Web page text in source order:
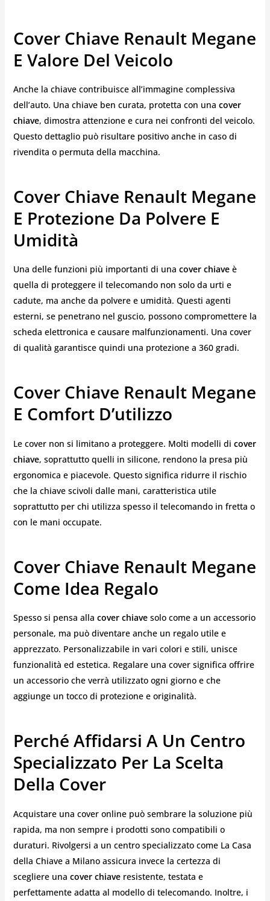
Cover Chiave Renault Megane
E Valore Del Veicolo
Anche la chiave contribuisce all’immagine complessiva
dell’auto. Una chiave ben curata, protetta con una cover
chiave, dimostra attenzione e cura nei confronti del veicolo.
Questo dettaglio può risultare positivo anche in caso di
rivendita o permuta della macchina.
Cover Chiave Renault Megane
E Protezione Da Polvere E
Umidità
Una delle funzioni più importanti di una cover chiaveè
quella di proteggere il telecomando non solo da urti e
cadute, ma anche da polvere e umidità. Questi agenti
esterni, se penetrano nel guscio, possono compromettere la
scheda elettronica e causare malfunzionamenti. Una cover
di qualità garantisce quindi una protezione a 360 gradi.
Cover Chiave Renault Megane
E Comfort D’utilizzo
Le cover non si limitano a proteggere. Molti modelli di cover
chiave, soprattutto quelli in silicone, rendono la presa più
ergonomica e piacevole. Questo significa ridurre il rischio
che la chiave scivoli dalle mani, caratteristica utile
soprattutto per chi utilizza spesso il telecomando in fretta o
con le mani occupate.
Cover Chiave Renault Megane
Come Idea Regalo
Spesso si pensa alla cover chiavesolo come a un accessorio
personale, ma può diventare anche un regalo utile e
apprezzato. Personalizzabile in vari colori e stili, unisce
funzionalità ed estetica. Regalare una cover significa offrire
un accessorio che verrà utilizzato ogni giorno e che
aggiunge un tocco di protezione e originalità.
Perché Affidarsi A Un Centro
Specializzato Per La Scelta
Della Cover
Acquistare una cover online può sembrare la soluzione più
rapida, ma non sempre i prodotti sono compatibili o
duraturi. Rivolgersi a un centro specializzato come La Casa
della Chiave a Milano assicura invece la certezza di
scegliere una cover chiave resistente, testata e
perfettamente adatta al modello di telecomando. Inoltre, i